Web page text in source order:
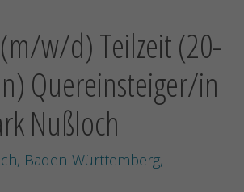
w/d) Teilzeit (20-
Quereinsteiger/in
Nußloch
Baden-Württemberg,